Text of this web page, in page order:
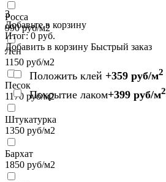
Росса
990руб/м2
Лен
1150 руб/м2
Песок
1170 руб/м2
Штукатурка
1350 руб/м2
Бархат
1850 руб/м2
3
Добавьте в корзину
Итог:0 руб.
Добавить в корзину Быстрый заказ
Положить клей +359 руб/м2
Покрытие лаком+399 руб/м2